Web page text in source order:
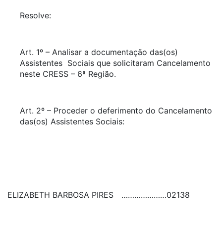
Resolve:
Art. 1º – Analisar a documentação das(os)
Assistentes Sociais que solicitaram Cancelamento
neste CRESS – 6ª Região.
Art. 2º – Proceder o deferimento do Cancelamento
das(os) Assistentes Sociais:
ELIZABETH BARBOSA PIRES …………………02138